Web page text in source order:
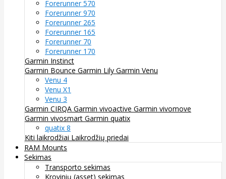
Forerunner 570
Forerunner 970
Forerunner 265
Forerunner 165
Forerunner 70
Forerunner 170
Garmin Instinct
Garmin Bounce Garmin Lily Garmin Venu
Venu 4
Venu X1
Venu 3
Garmin CIRQA Garmin vivoactive Garmin vivomove
Garmin vivosmart Garmin quatix
quatix 8
Kiti laikrodžiai Laikrodžių priedai
RAM Mounts
Sekimas
Transporto sekimas
Krovinių (asset) sekimas